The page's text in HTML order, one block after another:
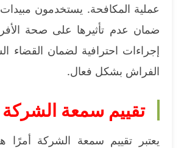
عملية المكافحة. يستخدمون مبيدات
ضمان عدم تأثيرها على صحة
إجراءات احترافية لضمان القضاء
الفراش بشكل فعال.
تقييم سمعة الشركة
يعتبر تقييم سمعة الشركة أمرًا